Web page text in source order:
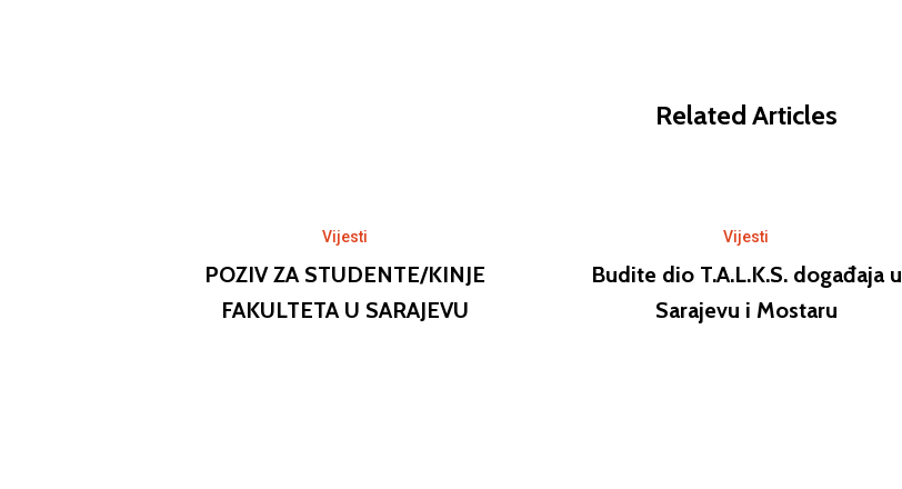
Related Articles
Vijesti
POZIV ZA STUDENTE/KINJE
FAKULTETA U SARAJEVU
Vijesti
Budite dio T.A.L.K.S. događaja u
Sarajevu i Mostaru